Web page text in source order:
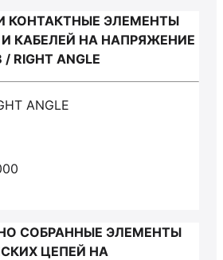
КОНТАКТНЫЕ ЭЛЕМЕНТЫ
КАБЕЛЕЙ НА НАПРЯЖЕНИЕ
RIGHT ANGLE
ANGLE
СОБРАННЫЕ ЭЛЕМЕНТЫ
ЦЕПЕЙ НА